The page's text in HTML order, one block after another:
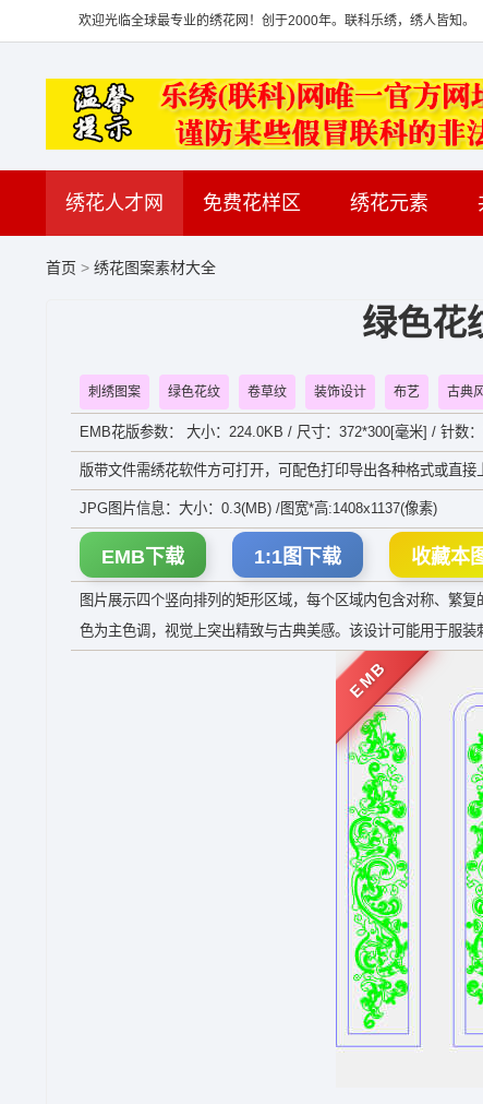
欢迎光临全球最专业的绣花网！创于2000年。联科乐绣，绣人皆知。
绣花人才网 免费花样区 绣花元素
首页 > 绣花图案素材大全
绿色花
刺绣图案 绿色花纹 卷草纹 装饰设计 布艺 古典
EMB花版参数： 大小：224.0KB / 尺寸：372*300[毫米] / 针数
版带文件需绣花软件方可打开，可配色打印导出各种格式或直接
JPG图片信息：大小：0.3(MB) /图宽*高:1408x1137(像素)
EMB下载 1:1图下载 收藏本
图片展示四个竖向排列的矩形区域，每个区域内包含对称、繁
色为主色调，视觉上突出精致与古典美感。该设计可能用于服装
EMB